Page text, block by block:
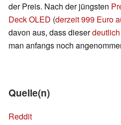
der Preis. Nach der jüngsten
Deck OLED (derzeit 999 Euro
davon aus, dass dieser
man anfangs noch
Quelle(n)
Reddit